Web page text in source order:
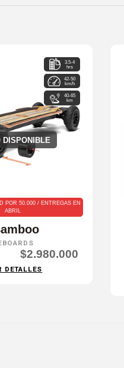
DISPONIBLE
3.5-4
hrs
42-50
km/h
40-65
km
POR 50.000 / ENTREGAS EN
ABRIL
$2.980.000
DETALLES